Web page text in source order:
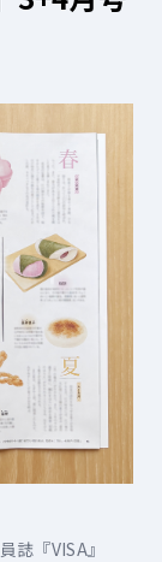
誌『VISA』